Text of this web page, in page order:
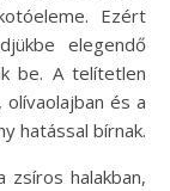
Ezért
elegendő
be. A telítetlen
olívaolajban és a
hatással bírnak.
zsíros halakban,